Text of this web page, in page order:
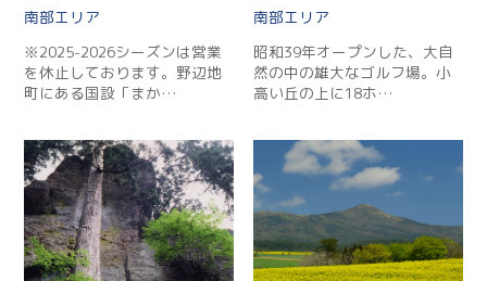
南部
※2025-2026シーズンは営業
を休止しております。野辺地
町にある国設「まか…
南部
昭和39年オープンした、大自
然の中の雄大なゴルフ場。小
高い丘の上に18ホ…